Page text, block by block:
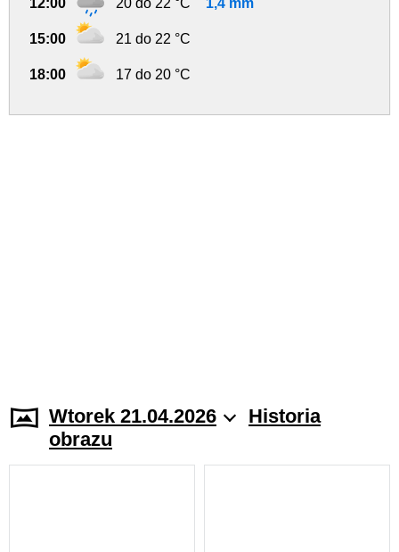
12:00 20 do 22 °C 1,4 mm
15:00 21 do 22 °C
18:00 17 do 20 °C
Wtorek 21.04.2026
Historia
obrazu